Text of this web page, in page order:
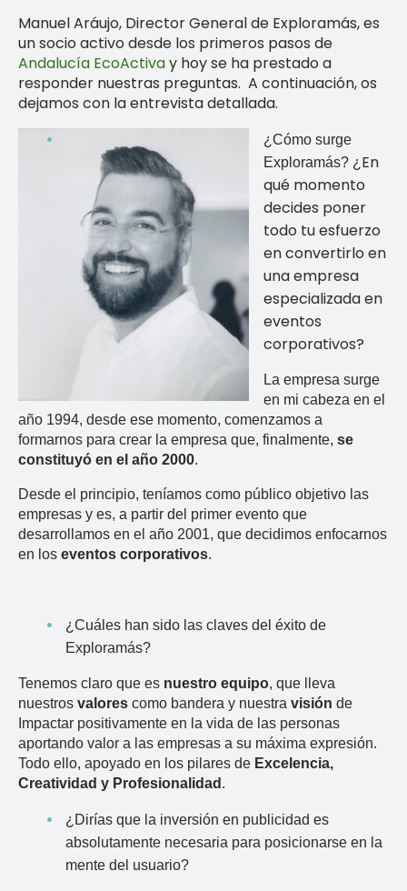
Manuel Aráujo, Director General de Exploramás, es
un socio activo desde los primeros pasos de
Andalucía EcoActivay hoy se ha prestado a
responder nuestras preguntas. A continuación, os
dejamos con la entrevista detallada.
¿Cómo surge
Exploramás? ¿ En
qué momento
decides poner
todo tu esfuerzo
en convertirlo en
una empresa
especializada en
eventos
corporativos?
La empresa surge
en mi cabeza en el
año 1994, desde ese momento, comenzamos a
formarnos para crear la empresa que, finalmente, se
constituyó en el año 2000.
Desde el principio, teníamos como público objetivo las
empresas y es, a partir del primer evento que
desarrollamos en el año 2001, que decidimos enfocarnos
en los eventos corporativos.
¿Cuáles han sido las claves del éxito de
Exploramás?
Tenemos claro que es nuestro equipo, que lleva
nuestros valores como bandera y nuestra visión de
Impactar positivamente en la vida de las personas
aportando valor a las empresas a su máxima expresión.
Todo ello, apoyado en los pilares de Excelencia,
Creatividad y Profesionalidad .
¿Dirías que la inversión en publicidad es
absolutamente necesaria para posicionarse en la
mente del usuario?